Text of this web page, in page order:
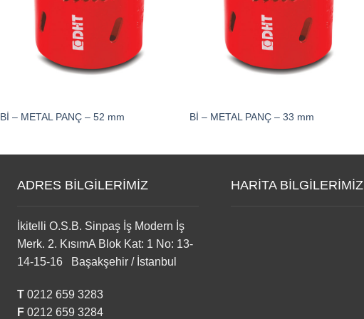
Bİ – METAL PANÇ – 52 mm Bİ – METAL PANÇ – 33 mm
ADRES BİLGİLERİMİZ
İkitelli O.S.B. Sinpaş İş Modern İş
Merk. 2. KısımA Blok Kat: 1 No: 13-
14-15-16 Başakşehir / İstanbul
T 0212 659 3283
F 0212 659 3284
HARİTA BİLGİLERİMİZ